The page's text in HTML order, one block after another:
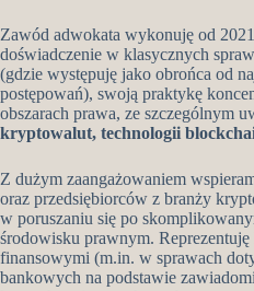
Zawód adwokata wykonuję od
doświadczenie w klasycznych
(gdzie występuję jako obrońca od
postępowań), swoją praktykę
obszarach prawa, ze szczególnym
kryptowalut, technologii
Z dużym zaangażowaniem
oraz przedsiębiorców z branży
w poruszaniu się po
środowisku prawnym.
finansowymi (m.in. w sprawach
bankowych na podstawie